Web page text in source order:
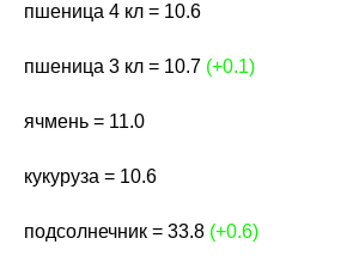
пшеница 4 кл = 10.6
пшеница 3 кл = 10.7 (+0.1)
ячмень = 11.0
кукуруза = 10.6
подсолнечник = 33.8 (+0.6)